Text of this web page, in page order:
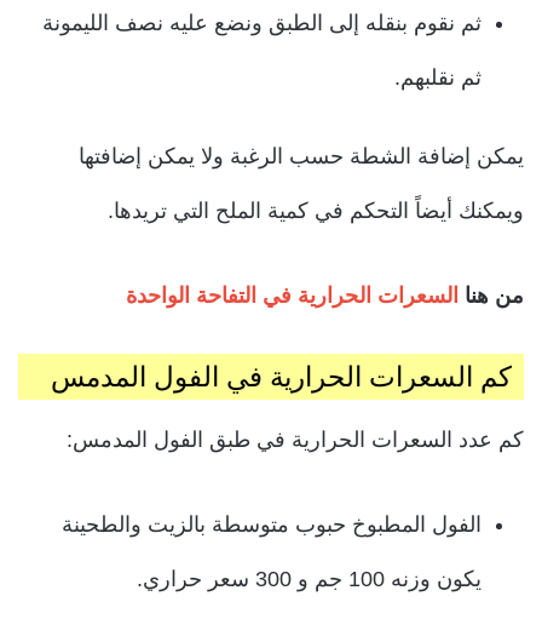
ثم نقوم بنقله إلى الطبق ونضع عليه نصف الليمونة
ثم نقلبهم.
يمكن إضافة الشطة حسب الرغبة ولا يمكن إضافتها
ويمكنك أيضاً التحكم في كمية الملح التي تريدها.
من هنا السعرات الحرارية في التفاحة الواحدة
كم السعرات الحرارية في الفول المدمس
كم عدد السعرات الحرارية في طبق الفول المدمس:
الفول المطبوخ حبوب متوسطة بالزيت والطحينة
يكون وزنه 100 جم و 300 سعر حراري.